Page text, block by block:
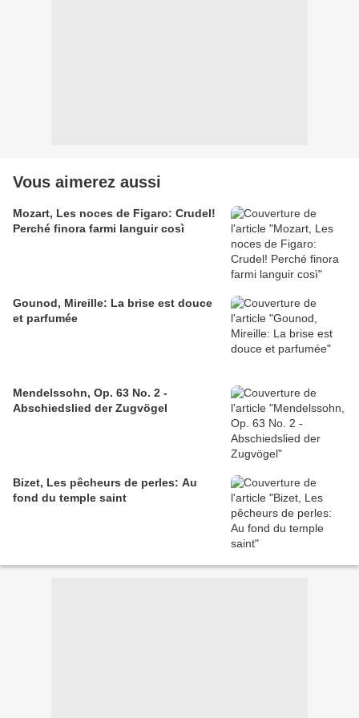
Vous aimerez aussi
Mozart, Les noces de Figaro: Crudel!
Perché finora farmi languir così
Gounod, Mireille: La brise est douce
et parfumée
Mendelssohn, Op. 63 No. 2 -
Abschiedslied der Zugvögel
Bizet, Les pêcheurs de perles: Au
fond du temple saint